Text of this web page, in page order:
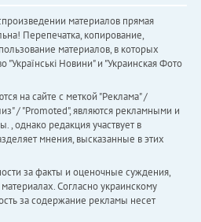
материалов прямая
Перепечатка, копирование,
материалов, в которых
"Українськi Новини" и "Украинская Фото
на сайте с меткой "Реклама" /
/ "Promoted", являются рекламными и
, однако редакция участвует в
мнения, высказанные в этих
за факты и оценочные суждения,
Согласно украинскому
за содержание рекламы несет